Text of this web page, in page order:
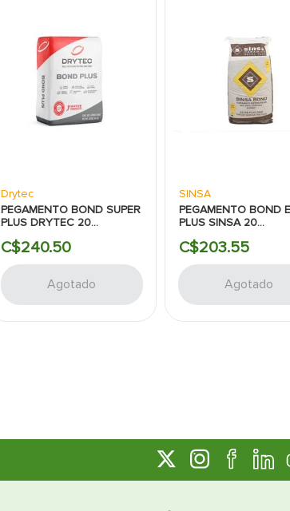
Drytec
PEGAMENTO BOND SUPER
PLUS DRYTEC 20
C$240.50
Agotado
SINSA
PEGAMENTO BOND
PLUS SINSA 20
C$203.55
Agotado